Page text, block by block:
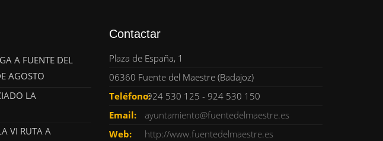
A FUENTE DEL
AGOSTO
LA
VI RUTA A
Contactar
Plaza de España, 1
06360 Fuente del Maestre (Badajoz)
Teléfono:924 530 125 - 924 530 150
Email:
ayuntamiento@fuentedelmaestre.es
Web:
http://www.fuentedelmaestre.es